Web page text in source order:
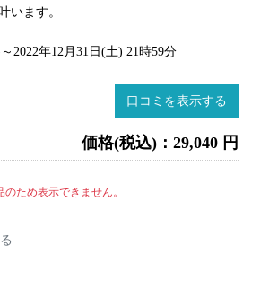
います。
2022年12月31日(土) 21時59分
口コミを表示する
価格(税込)：29,040 円
ため表示できません。